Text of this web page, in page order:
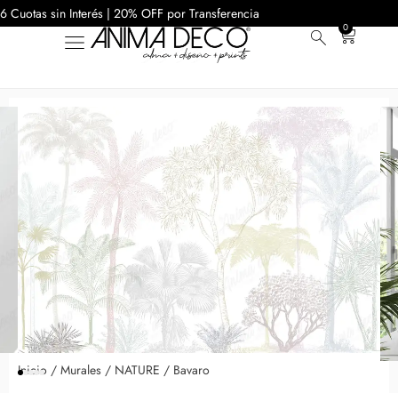
6 Cuotas sin Interés | 20% OFF por Transferencia
0
Inicio / Murales / NATURE / Bavaro